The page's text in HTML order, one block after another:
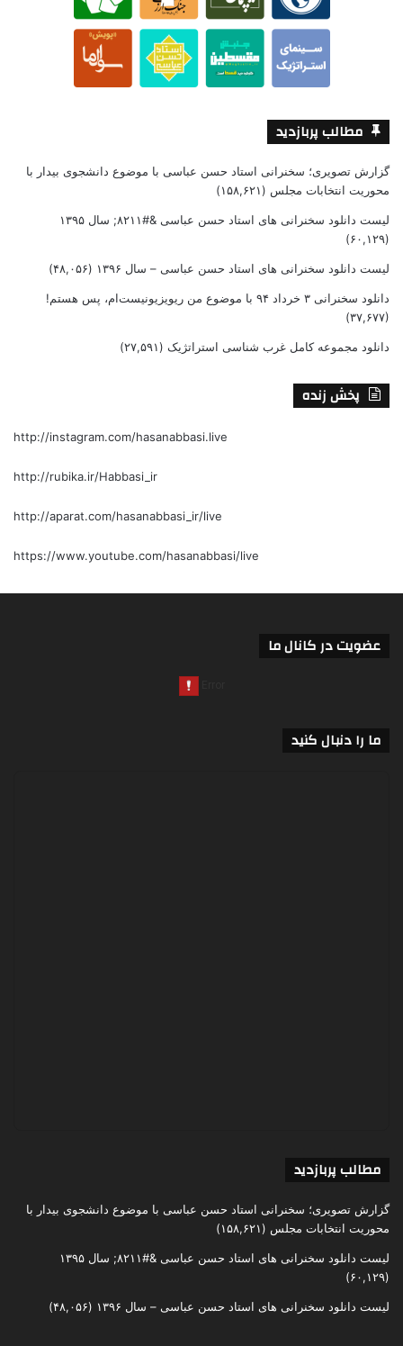
مطالب پربازدید
گزارش تصویری؛ سخنرانی استاد حسن عباسی با موضوع دانشجوی بیدار با
محوریت انتخابات مجلس (۱۵۸,۶۲۱)
لیست دانلود سخنرانی های استاد حسن عباسی &#۸۲۱۱; سال ۱۳۹۵
(۶۰,۱۲۹)
لیست دانلود سخنرانی های استاد حسن عباسی – سال ۱۳۹۶ (۴۸,۰۵۶)
دانلود سخنرانی ۳ خرداد ۹۴ با موضوع من ریویزیونیست‌ام، پس هستم!
(۳۷,۶۷۷)
دانلود مجموعه کامل غرب شناسی استراتژیک (۲۷,۵۹۱)
پخش زنده
http://instagram.com/hasanabbasi.live
http://rubika.ir/Habbasi_ir
http://aparat.com/hasanabbasi_ir/live
https://www.youtube.com/hasanabbasi/live
عضویت در کانال ما
ما را دنبال کنید
مطالب پربازدید
گزارش تصویری؛ سخنرانی استاد حسن عباسی با موضوع دانشجوی بیدار با
محوریت انتخابات مجلس (۱۵۸,۶۲۱)
لیست دانلود سخنرانی های استاد حسن عباسی &#۸۲۱۱; سال ۱۳۹۵
(۶۰,۱۲۹)
لیست دانلود سخنرانی های استاد حسن عباسی – سال ۱۳۹۶ (۴۸,۰۵۶)